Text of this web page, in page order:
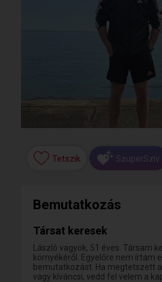
Tetszik SzuperSzív
Bemutatkozás
Társat keresek
László vagyok, 51 éves. Társam
környékéről. Egyelőre nem írtam
bemutatkozást. Ha megtetszett
vagy kíváncsi, vedd fel velem a